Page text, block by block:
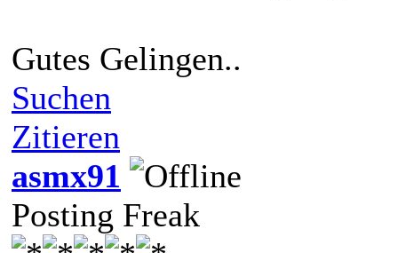
Gutes Gelingen..
Suchen
Zitieren
asmx91
Posting Freak